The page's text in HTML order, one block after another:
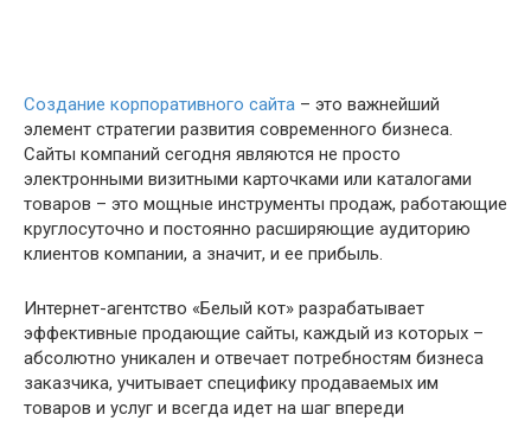
Создание корпоративного сайта – это важнейший
элемент стратегии развития современного бизнеса.
Сайты компаний сегодня являются не просто
электронными визитными карточками или каталогами
товаров – это мощные инструменты продаж, работающие
круглосуточно и постоянно расширяющие аудиторию
клиентов компании, а значит, и ее прибыль.
Интернет-агентство «Белый кот» разрабатывает
эффективные продающие сайты, каждый из которых –
абсолютно уникален и отвечает потребностям бизнеса
заказчика, учитывает специфику продаваемых им
товаров и услуг и всегда идет на шаг впереди